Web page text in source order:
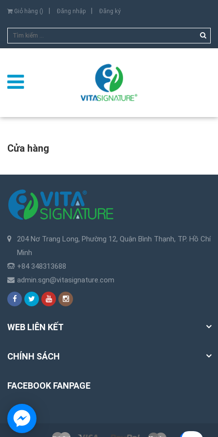
Giỏ hàng () Đăng nhập Đăng ký
Cửa hàng
204 Nơ Trang Long, Phường 12, Quận Bình Thạnh, TP. Hồ Chí
Minh
+84 348313688
admin.sgn@vitasignature.com
WEB LIÊN KẾT
CHÍNH SÁCH
FACEBOOK FANPAGE